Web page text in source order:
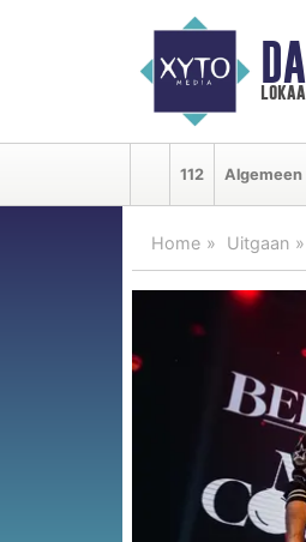
112 Algemeen
Home Uitgaan